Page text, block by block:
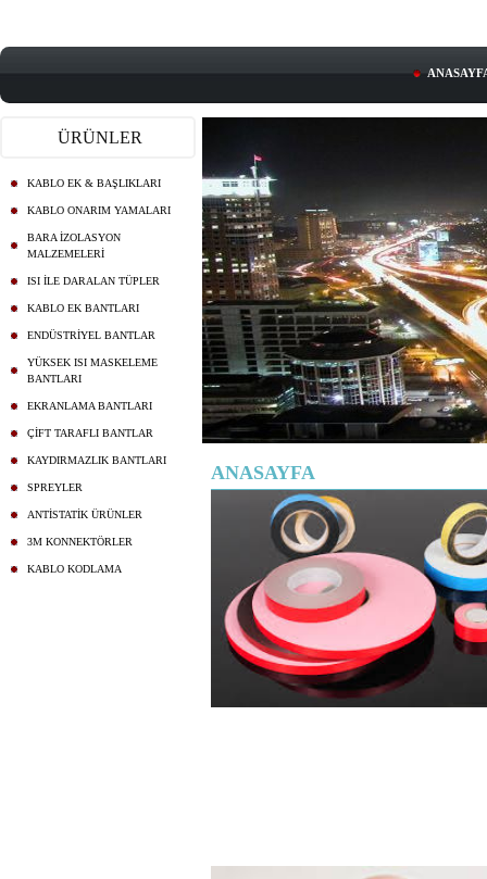
ÜRÜNLER
KABLO EK & BAŞLIKLARI
KABLO ONARIM YAMALARI
BARA İZOLASYON
MALZEMELERİ
ISI İLE DARALAN TÜPLER
KABLO EK BANTLARI
ENDÜSTRİYEL BANTLAR
YÜKSEK ISI MASKELEME
BANTLARI
EKRANLAMA BANTLARI
ÇİFT TARAFLI BANTLAR
KAYDIRMAZLIK BANTLARI
SPREYLER
ANTİSTATİK ÜRÜNLER
3M KONNEKTÖRLER
KABLO KODLAMA
ANASAYFA